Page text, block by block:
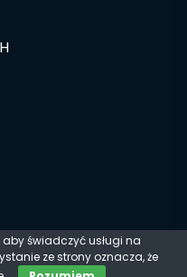
Developed by
świadczyć usługi na
ze strony oznacza, że